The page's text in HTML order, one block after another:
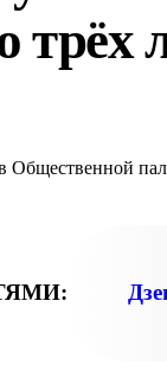
трёх